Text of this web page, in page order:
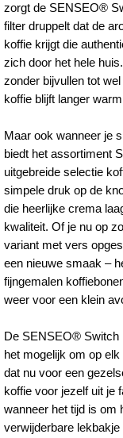
zorgt de SENSEO®
filter druppelt dat de
koffie krijgt die
zich door het hele
zonder bijvullen tot
koffie blijft langer
Maar ook wanneer je
biedt het assortiment
uitgebreide selectie
simpele druk op de
die heerlijke crema
kwaliteit. Of je nu op
variant met vers
een nieuwe smaak –
fijngemalen
weer voor een klein
De SENSEO® Switch
het mogelijk om op
dat nu voor een
koffie voor jezelf uit je
wanneer het tijd is om
verwijderbare